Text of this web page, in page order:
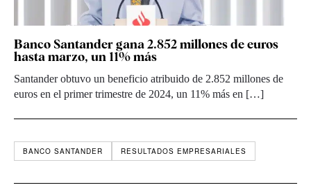
Banco Santander gana 2.852 millones de euros
hasta marzo, un 11% más
Santander obtuvo un beneficio atribuido de 2.852 millones de
euros en el primer trimestre de 2024, un 11% más en […]
BANCO SANTANDER RESULTADOS EMPRESARIALES